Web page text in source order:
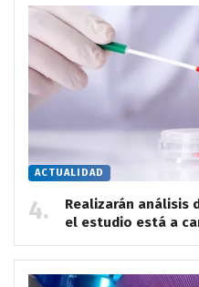
ACTUALIDAD
Realizarán análisis
el estudio está a